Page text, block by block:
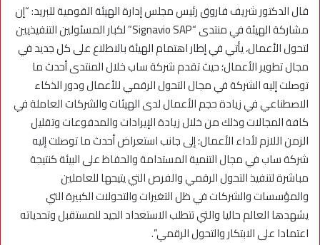
قال الدكتور شريف فاروق رئيس مجلس إدارة الهيئة القومية للبريد: “إن
مشاركة الهيئة في منتدى “Signavio SAP” لكبار المسئولين التنفيذيين
لتحول الأعمال، يأتي في إطار اهتمام الهيئة بالاطلاع على كل جديد في
مجال تطوير الأعمال؛ حيث تقدم شركة ساب خلال المنتدى أحدث ما
توصلت إليه الشركة في مجال التحول الرقمي للأعمال ودور الذكاء
الاصطناعي في زيادة حجم الأعمال لدى الهيئات والشركات العاملة في
كافة المجالات وذلك من خلال زيادة الإيرادات والمدفوعات وتقليل
الزمن اللازم لأداء الأعمال؛ إلى جانب استعراض أحدث ما توصلت إليه
شركة ساب في مجال التنمية المستدامة والحفاظ على البيئة كنتيجة
مباشرة لتنفيذ التحول الرقمي والفرص التي يتيحها للعاملين
والمؤسسات والشركات في ظل التغيرات والتحولات الكبيرة التي
يشهدها العالم حاليا والتي تتطلب الاستعداد الجيد للمستقبل وتحدياته
اعتمادا على الابتكار والتحول الرقمي”.